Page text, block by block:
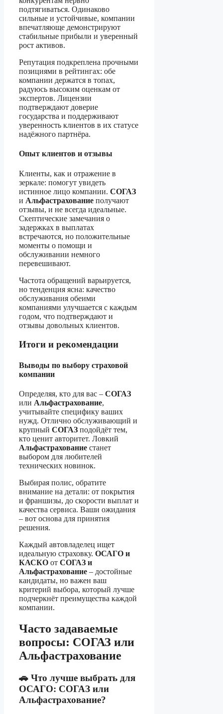
подтягиваться. Одинаково
сильные и устойчивые, компании
впечатляюще демонстрируют
стабильные прибыли и уверенный
рост активов.
Репутация подкреплена прочными
позициями в рейтингах: обе
компании держатся в топах,
радуюсь высоким оценкам от
экспертов. Лицензии
подтверждают доверие
государства и поддерживают
уверенность клиентов в их статусе
надёжного партнёра.
Опыт клиентов и отзывы
Клиенты, как и отражение в
зеркале: помогут увидеть
истинное лицо компании. СОГАЗ
и Альфастрахование получают
отзывы, и не всегда идеальные.
Скептические замечания о
задержках в выплатах
встречаются, но положительные
моменты о помощи и
обслуживании немного
перевешивают.
Частота обращений варьируется,
но тенденция ясна: качество
обслуживания обеими
компаниями улучшается с каждым
годом, что подтверждают и
отзывы довольных клиентов.
Итоги и рекомендации
Выводы по выбору страховой
компании
Определяя, кто для вас – СОГАЗ
или Альфастрахование,
учитывайте специфику ваших
нужд. Отлично обслуживающий и
крупный СОГАЗ подойдёт тем,
кто ценит авторитет. Ловкий
Альфастрахование станет
выбором для любителей
технических новинок.
Выбирая полис, обратите
внимание на детали: от покрытия
и франшизы, до скорости выплат и
качества сервиса. Ваши ожидания
– вот основа для принятия
решения.
Каждый автовладелец ищет
идеальную страховку. ОСАГО и
КАСКО от СОГАЗ и
Альфастрахование – достойные
кандидаты, но важен ваш
критерий выбора, который лучше
подчеркнёт преимущества каждой
компании.
Часто задаваемые
вопросы: СОГАЗ или
Альфастрахование
🚗 Что лучше выбрать для
ОСАГО: СОГАЗ или
Альфастрахование?